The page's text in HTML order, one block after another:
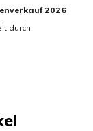
2026
durch